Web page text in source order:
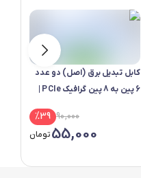
کابل تبدیل برق (اصل) دو عدد
90,000
%39
55,000تومان